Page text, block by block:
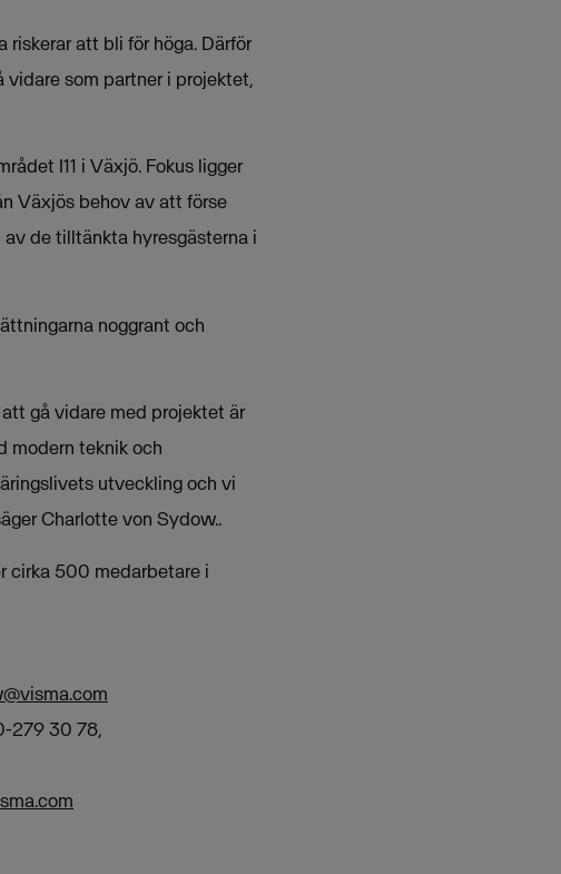
att bli för höga. Därför
som partner i projektet,
I11 i Växjö. Fokus ligger
Växjös behov av att förse
de tilltänkta hyresgästerna i
noggrant och
gå vidare med projektet är
modern teknik och
utveckling och vi
Charlotte von Sydow..
cirka 500 medarbetare i
279 30 78,